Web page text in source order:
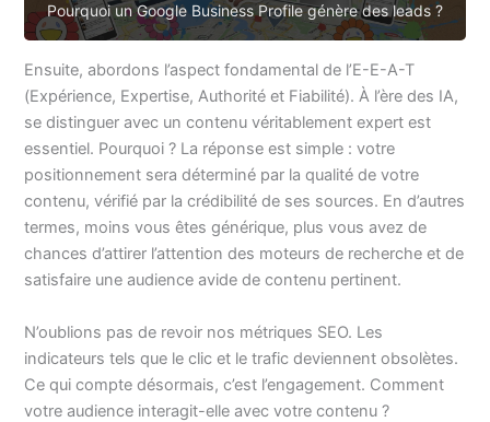
Pourquoi un Google Business Profile génère des leads ?
Ensuite, abordons l’aspect fondamental de l’E-E-A-T
(Expérience, Expertise, Authorité et Fiabilité). À l’ère des IA,
se distinguer avec un contenu véritablement expert est
essentiel. Pourquoi ? La réponse est simple : votre
positionnement sera déterminé par la qualité de votre
contenu, vérifié par la crédibilité de ses sources. En d’autres
termes, moins vous êtes générique, plus vous avez de
chances d’attirer l’attention des moteurs de recherche et de
satisfaire une audience avide de contenu pertinent.
N’oublions pas de revoir nos métriques SEO. Les
indicateurs tels que le clic et le trafic deviennent obsolètes.
Ce qui compte désormais, c’est l’engagement. Comment
votre audience interagit-elle avec votre contenu ?